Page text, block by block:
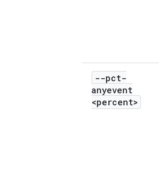
--pct-
anyevent
<percent>